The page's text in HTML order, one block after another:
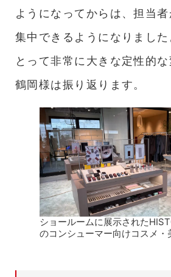
ようになってからは、担当
集中できるようになりまし
とって非常に大きな定性的
鶴岡様は振り返ります。
ショールームに展示された
のコンシューマー向けコスメ・